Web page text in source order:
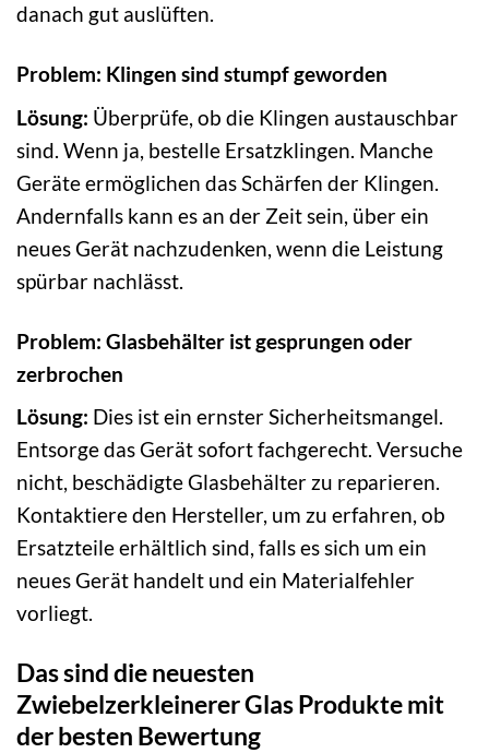
danach gut auslüften.
Problem: Klingen sind stumpf geworden
Lösung: Überprüfe, ob die Klingen austauschbar
sind. Wenn ja, bestelle Ersatzklingen. Manche
Geräte ermöglichen das Schärfen der Klingen.
Andernfalls kann es an der Zeit sein, über ein
neues Gerät nachzudenken, wenn die Leistung
spürbar nachlässt.
Problem: Glasbehälter ist gesprungen oder
zerbrochen
Lösung: Dies ist ein ernster Sicherheitsmangel.
Entsorge das Gerät sofort fachgerecht. Versuche
nicht, beschädigte Glasbehälter zu reparieren.
Kontaktiere den Hersteller, um zu erfahren, ob
Ersatzteile erhältlich sind, falls es sich um ein
neues Gerät handelt und ein Materialfehler
vorliegt.
Das sind die neuesten
Zwiebelzerkleinerer Glas Produkte mit
der besten Bewertung